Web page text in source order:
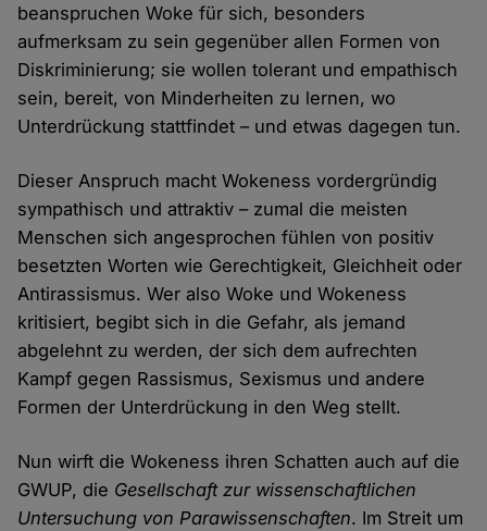
beanspruchen Woke für sich, besonders
aufmerksam zu sein gegenüber allen Formen von
Diskriminierung; sie wollen tolerant und empathisch
sein, bereit, von Minderheiten zu lernen, wo
Unterdrückung stattfindet – und etwas dagegen tun.
Dieser Anspruch macht Wokeness vordergründig
sympathisch und attraktiv – zumal die meisten
Menschen sich angesprochen fühlen von positiv
besetzten Worten wie Gerechtigkeit, Gleichheit oder
Antirassismus. Wer also Woke und Wokeness
kritisiert, begibt sich in die Gefahr, als jemand
abgelehnt zu werden, der sich dem aufrechten
Kampf gegen Rassismus, Sexismus und andere
Formen der Unterdrückung in den Weg stellt.
Nun wirft die Wokeness ihren Schatten auch auf die
GWUP, die Gesellschaft zur wissenschaftlichen
Untersuchung von Parawissenschaften. Im Streit um